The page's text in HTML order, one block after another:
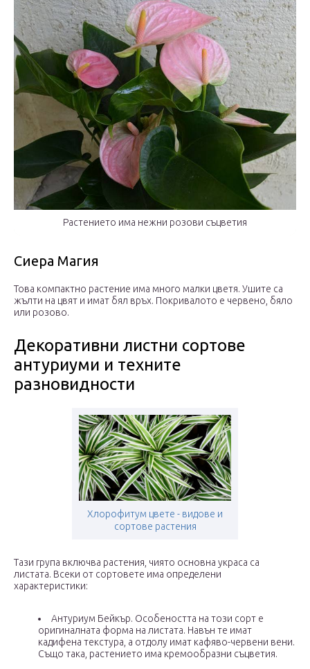
Растението има нежни розови съцветия
Сиера Магия
Това компактно растение има много малки цветя. Ушите са
жълти на цвят и имат бял връх. Покривалото е червено, бяло
или розово.
Декоративни листни сортове
антуриуми и техните
разновидности
Хлорофитум цвете - видове и
сортове растения
Тази група включва растения, чиято основна украса са
листата. Всеки от сортовете има определени
характеристики:
Антуриум Бейкър. Особеността на този сорт е
оригиналната форма на листата. Навън те имат
кадифена текстура, а отдолу имат кафяво-червени вени.
Също така, растението има кремообразни съцветия.